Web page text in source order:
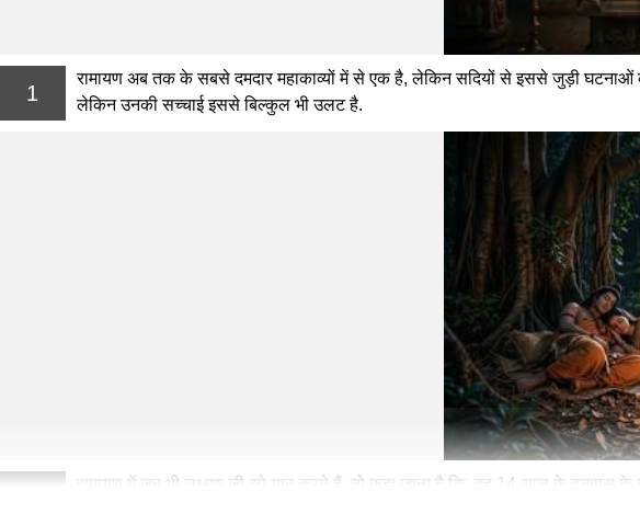
1
रामायण अब तक के सबसे दमदार महाकाव्यों में से एक है, लेकिन सदियों से इससे जुड़ी
लेकिन उनकी सच्चाई इससे बिल्कुल भी उलट है.
रामायण में जब भी लक्ष्मण जी को याद करते हैं, तो कहा जाता है कि, वह 14 साल के वनवास